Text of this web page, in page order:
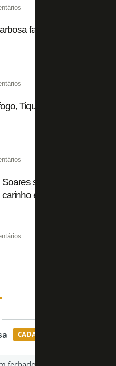
faz visita ao
Tiquinho Soares deixa
se declara e sonha
e amor. Ganhar no